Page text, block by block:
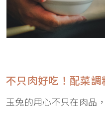
不只肉好吃！配菜
玉兔的用心不只在肉品